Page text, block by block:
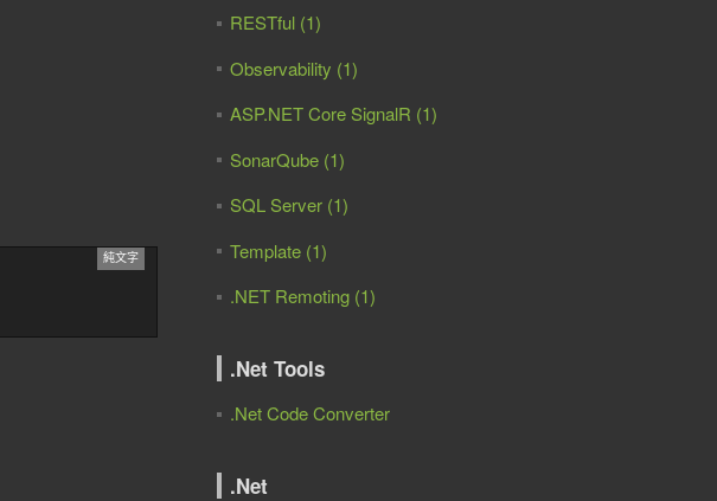
RESTful (1)
Observability (1)
ASP.NET Core SignalR (1)
SonarQube (1)
SQL Server (1)
Template (1)
.NET Remoting (1)
.Net Tools
.Net Code Converter
.Net